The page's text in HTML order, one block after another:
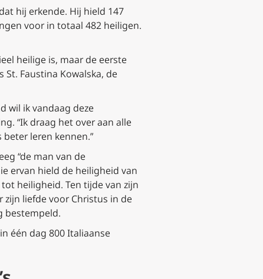
hij erkende. Hij hield 147
voor in totaal 482 heiligen.
heilige is, maar de eerste
Faustina Kowalska, de
wil ik vandaag deze
“Ik draag het over aan alle
leren kennen.”
“de man van de
ervan hield de heiligheid van
heiligheid. Ten tijde van zijn
liefde voor Christus in de
bestempeld.
één dag 800 Italiaanse